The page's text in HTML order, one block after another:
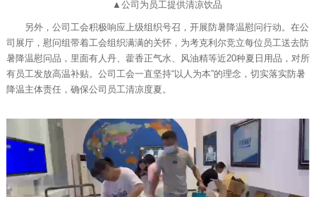
▲公司为员工提供清凉饮品
另外，公司工会积极响应上级组织号召，开展防暑降温慰问行动。在公
司展厅，慰问组带着工会组织满满的关怀，为考克利尔竞立每位员工送去防
暑降温慰问品，里面有人丹、藿香正气水、风油精等近20种夏日用品，对所
有员工发放高温补贴。公司工会一直坚持“以人为本”的理念，切实落实防暑
降温主体责任，确保公司员工清凉度夏。